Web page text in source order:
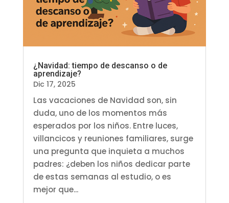
¿Navidad: tiempo de descanso o de
aprendizaje?
Dic 17, 2025
Las vacaciones de Navidad son, sin
duda, uno de los momentos más
esperados por los niños. Entre luces,
villancicos y reuniones familiares, surge
una pregunta que inquieta a muchos
padres: ¿deben los niños dedicar parte
de estas semanas al estudio, o es
mejor que...